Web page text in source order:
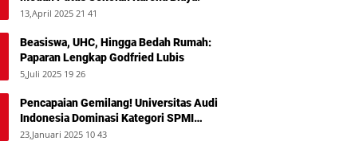
13,April 2025 21 41
Beasiswa, UHC, Hingga Bedah Rumah:
Paparan Lengkap Godfried Lubis
5,Juli 2025 19 26
Pencapaian Gemilang! Universitas Audi
Indonesia Dominasi Kategori SPMI
Terbaik 2024
23,Januari 2025 10 43